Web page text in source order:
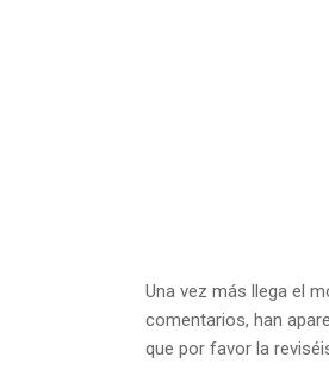
Una vez más llega el
comentarios, han
que por favor la